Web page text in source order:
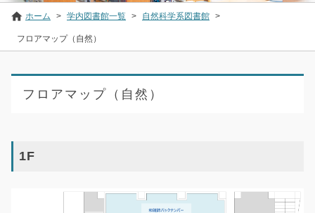
ホーム > 学内図書館一覧 > 自然科学系図書館 >
フロアマップ（自然）
フロアマップ（自然）
1F